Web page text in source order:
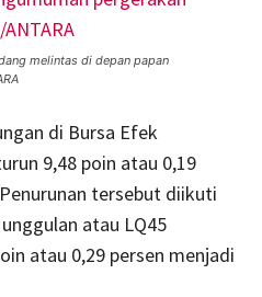
melintas di depan papan
di Bursa Efek
9,48 poin atau 0,19
tersebut diikuti
atau LQ45
atau 0,29 persen menjadi